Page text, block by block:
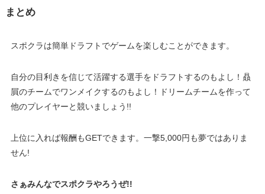
まとめ
スポクラは簡単ドラフトでゲームを楽しむことができます。
自分の目利きを信じて活躍する選手をドラフトするのもよし！贔
屓のチームでワンメイクするのもよし！ドリームチームを作って
他のプレイヤーと競いましょう!!
上位に入れば報酬もGETできます。一撃5,000円も夢ではありま
せん!
さぁみんなでスポクラやろうぜ!!